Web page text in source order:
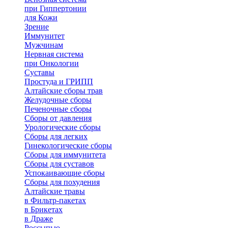
при Гиппертонии
для Кожи
Зрение
Иммунитет
Мужчинам
Нервная система
при Онкологии
Суставы
Простуда и ГРИПП
Алтайские сборы трав
Желудочные сборы
Печеночные сборы
Сборы от давления
Урологические сборы
Сборы для легких
Гинекологические сборы
Сборы для иммунитета
Сборы для суставов
Успокаивающие сборы
Сборы для похудения
Алтайские травы
в Фильтр-пакетах
в Брикетах
в Драже